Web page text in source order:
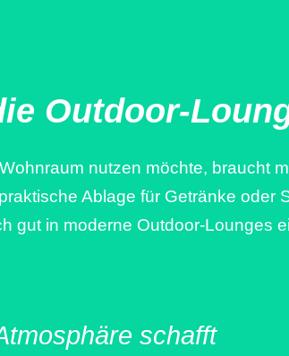
Outdoor-
nutzen möchte, braucht
Ablage für Getränke oder
gut in moderne Outdoor-Lounges
schafft